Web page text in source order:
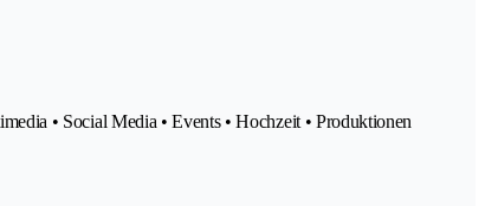
• Social Media • Events • Hochzeit • Produktionen